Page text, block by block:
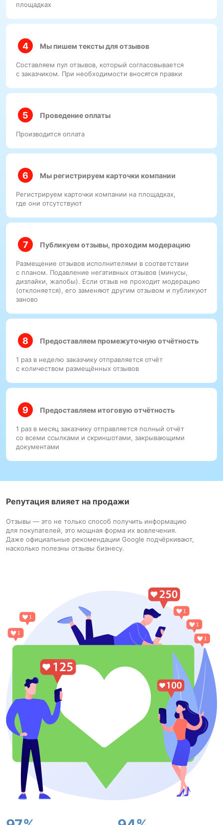
площадках
Мы пишем тексты для отзывов
Составляем пул отзывов, который согласовывается
с заказчиком. При необходимости вносятся правки
Проведение оплаты
Производится оплата
Мы регистрируем карточки компании
Регистрируем карточки компании на площадках,
где они отсутствуют
Публикуем отзывы, проходим модерацию
Размещение отзывов исполнителями в соответствии
с планом. Подавление негативных отзывов (минусы,
дизлайки, жалобы). Если отзыв не проходит модерацию
(отклоняется), его заменяют другим отзывом и публикуют
заново
Предоставляем промежуточную отчётность
1 раз в неделю заказчику отправляется отчёт
с количеством размещённых отзывов
Предоставляем итоговую отчётность
1 раз в месяц заказчику отправляется полный отчёт
со всеми ссылками и скриншотами, закрывающими
документами
Репутация влияет на продажи
Отзывы — это не только способ получить информацию
для покупателей, это мощная форма их вовлечения.
Даже официальные рекомендации Google подчёркивают,
насколько полезны отзывы бизнесу.